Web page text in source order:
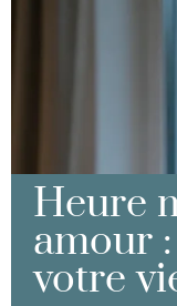
Heure
amour
votre